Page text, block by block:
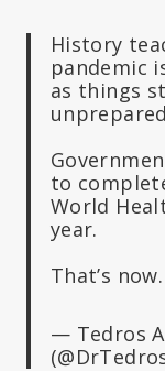
History
pandemic
as things
to
World
year.
That’s
— Tedros